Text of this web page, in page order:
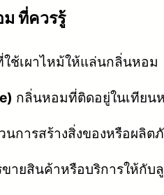
ที่ควรรู้
ใช้เผาไหม้ให้แล่นกลิ่นหอม
กลิ่นหอมที่ติดอยู่ในเทีย
นการสร้างสิ่งของหรือผลิ
ายสินค้าหรือบริการให้กับ